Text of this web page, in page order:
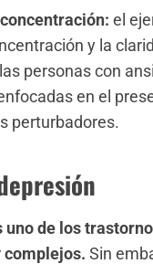
el
y la
personas con
en el
perturbadores.
uno de los
complejos. Sin